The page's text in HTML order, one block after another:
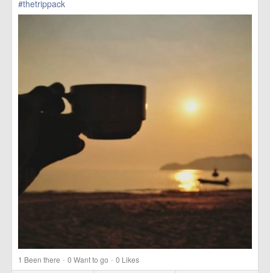
#thetrippack
href=https://m.thetrippacker.com/en/image/location/203048>
1 Been there · 0 Want to go · 0 Likes